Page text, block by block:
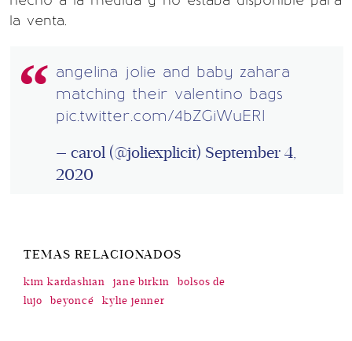
la venta.
angelina jolie and baby zahara
matching their valentino bags
pic.twitter.com/4bZGiWuERl
— carol (@joliexplicit) September 4,
2020
TEMAS RELACIONADOS
kim kardashian jane birkin
bolsos de
lujo
beyoncé kylie jenner